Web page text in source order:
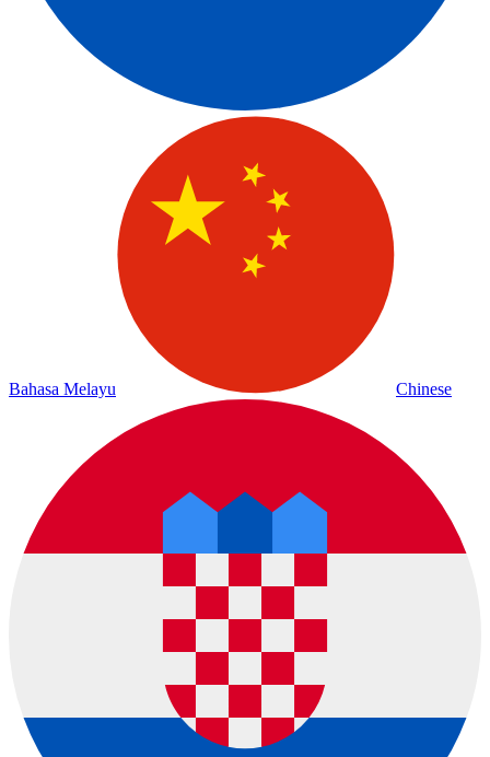
Bahasa Melayu Chinese